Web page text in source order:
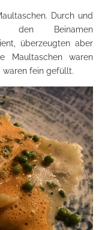
Durch und
den Beinamen
überzeugten aber
Maultaschen waren
waren fein gefüllt.